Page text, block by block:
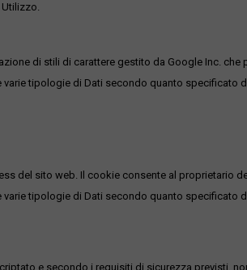
Utilizzo.
di stili di carattere gestito da Google Inc.
varie tipologie di Dati secondo quanto specificato
del sito web. Il cookie consente al proprietario
varie tipologie di Dati secondo quanto specificato
e secondo i requisiti di sicurezza previsti,